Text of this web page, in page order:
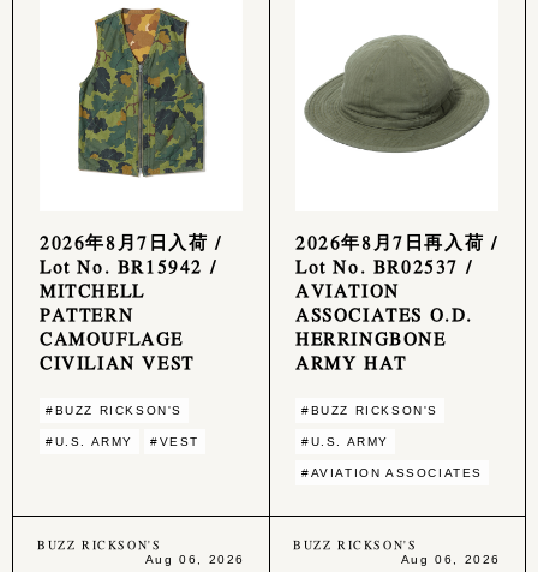
2026年8月7日入荷 /
Lot No. BR15942 /
MITCHELL
PATTERN
CAMOUFLAGE
CIVILIAN VEST
#BUZZ RICKSON'S
#U.S. ARMY #VEST
2026年8月7日再入荷 /
Lot No. BR02537 /
AVIATION
ASSOCIATES O.D.
HERRINGBONE
ARMY HAT
#BUZZ RICKSON'S
#U.S. ARMY
#AVIATION ASSOCIATES
BUZZ RICKSON'S
Aug 06, 2026
BUZZ RICKSON'S
Aug 06, 2026